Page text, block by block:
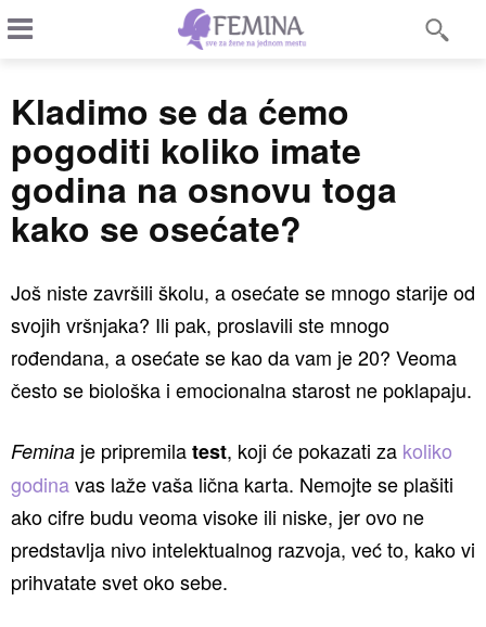
Kladimo se da ćemo
pogoditi koliko imate
godina na osnovu toga
kako se osećate?
Još niste završili školu, a osećate se mnogo starije od
svojih vršnjaka? Ili pak, proslavili ste mnogo
rođendana, a osećate se kao da vam je 20? Veoma
često se biološka i emocionalna starost ne poklapaju.
Femina je pripremilatest, koji će pokazati za koliko
godinavas laže vaša lična karta. Nemojte se plašiti
ako cifre budu veoma visoke ili niske, jer ovo ne
predstavlja nivo intelektualnog razvoja, već to, kako vi
prihvatate svet oko sebe.